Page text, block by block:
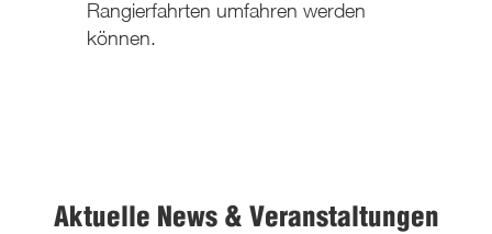
Rangierfahrten umfahren werden
können.
Aktuelle News & Veranstaltungen